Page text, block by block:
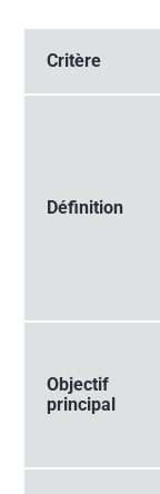
Critère
Définition
Objectif
principal